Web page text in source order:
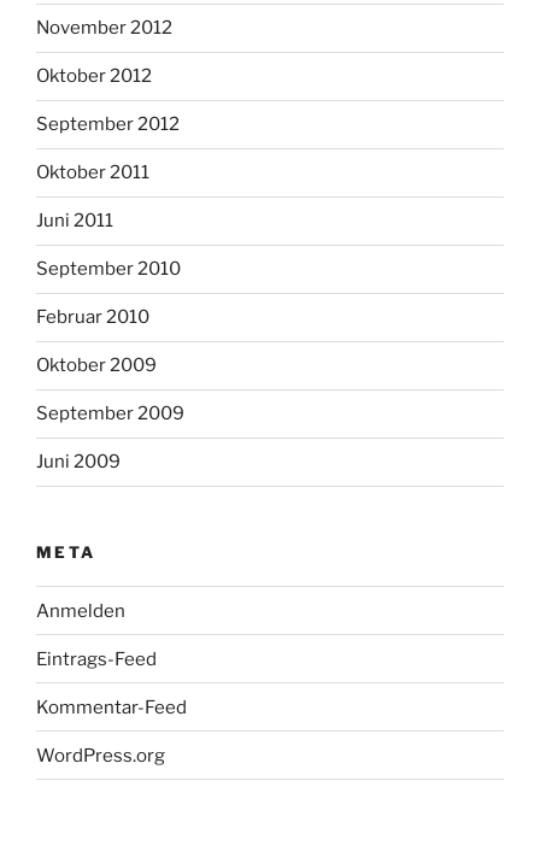
November 2012
Oktober 2012
September 2012
Oktober 2011
Juni 2011
September 2010
Februar 2010
Oktober 2009
September 2009
Juni 2009
META
Anmelden
Eintrags-Feed
Kommentar-Feed
WordPress.org